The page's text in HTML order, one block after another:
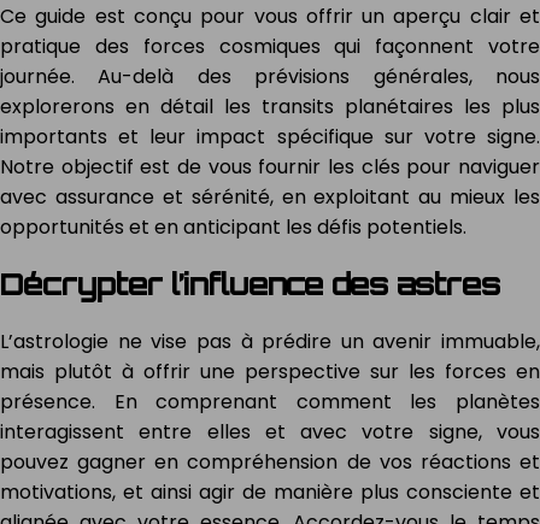
Ce guide est conçu pour vous offrir un aperçu clair et
pratique des forces cosmiques qui façonnent votre
journée. Au-delà des prévisions générales, nous
explorerons en détail les transits planétaires les plus
importants et leur impact spécifique sur votre signe.
Notre objectif est de vous fournir les clés pour naviguer
avec assurance et sérénité, en exploitant au mieux les
opportunités et en anticipant les défis potentiels.
Décrypter l’influence des astres
L’astrologie ne vise pas à prédire un avenir immuable,
mais plutôt à offrir une perspective sur les forces en
présence. En comprenant comment les planètes
interagissent entre elles et avec votre signe, vous
pouvez gagner en compréhension de vos réactions et
motivations, et ainsi agir de manière plus consciente et